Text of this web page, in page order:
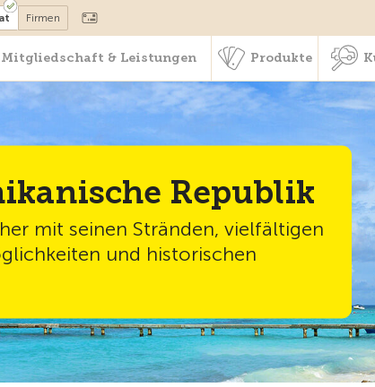
Firmen
Mitgliedschaft & Leistungen Produkte
Republik
mit seinen Stränden, vielfältigen
und historischen